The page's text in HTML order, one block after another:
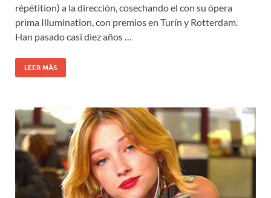
répétition) a la dirección, cosechando el con su ópera
prima Illumination, con premios en Turín y Rotterdam.
Han pasado casi diez años …
LEER MÁS